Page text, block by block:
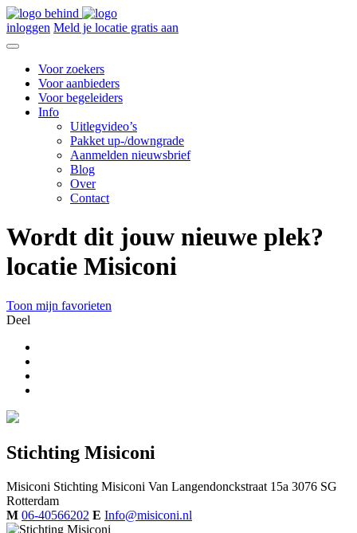
inloggen Meld je locatie gratis aan
Voor zoekers
Voor aanbieders
Voor begeleiders
Info
Uitlegvideo’s
Pakket up-/downgrade
Aanmelden nieuwsbrief
Blog
Over
Contact
Wordt dit jouw nieuwe plek?
locatie Misiconi
Toon mijn favorieten
Deel
Stichting Misiconi
Misiconi Stichting Misiconi Van Langendonckstraat 15a 3076 SG
Rotterdam
M 06-40566202 E Info@misiconi.nl